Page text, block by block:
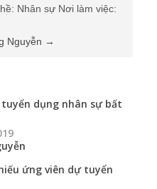
Nhân sự Nơi làm việc:
Nguyễn →
dụng nhân sự bất
ứng viên dự tuyển